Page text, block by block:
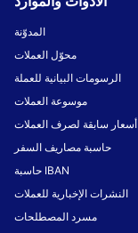
المدوّنة
محوّل العملات
الرسومات البيانية للعملة
موسوعة العملات
أسعار سابقة لصرف العملات
حاسبة مصاريف السفر
حاسبة IBAN
النشرات الإخبارية للعملات
مسرد المصطلحات